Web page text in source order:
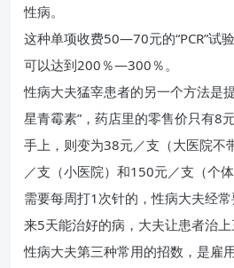
性病。
这种单项收费50—70元的“PCR”试
可以达到200％—300％。
性病大夫猛宰患者的另一个方法是
星青霉素”，药店里的零售价只有8
手上，则变为38元／支（大医院不
／支（小医院）和150元／支（个
需要每周打1次针的，性病大夫经
来5天能治好的病，大夫让患者治上
性病大夫第三种常用的招数，是雇